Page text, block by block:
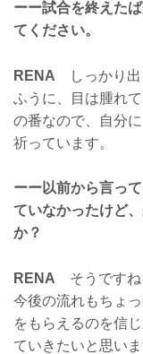
ーー試合を終えた
てください。
RENA しっかり出
ふうに、目は腫れ
の番なので、自分
祈っています。
ーー以前から言っ
ていなかったけど
か？
RENA そうですね
今後の流れもちょ
をもらえるのを信
ていきたいと思いま